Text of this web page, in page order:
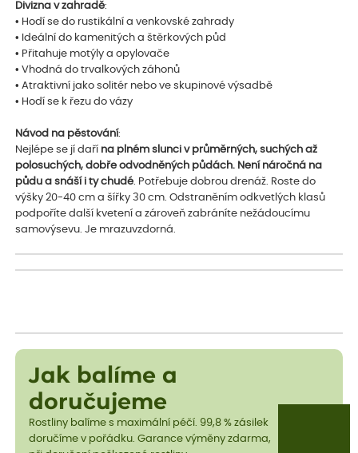
Divizna v zahradě:
• Hodí se do rustikální a venkovské zahrady
• Ideální do kamenitých a štěrkových půd
• Přitahuje motýly a opylovače
• Vhodná do trvalkových záhonů
• Atraktivní jako solitér nebo ve skupinové výsadbě
• Hodí se k řezu do vázy
Návod na pěstování:
Nejlépe se jí daří na plném slunci v průměrných, suchých až
polosuchých, dobře odvodněných půdách. Není náročná na
půdu a snáší i ty chudé. Potřebuje dobrou drenáž. Roste do
výšky 20-40 cm a šířky 30 cm. Odstraněním odkvetlých klasů
podpoříte další kvetení a zároveň zabráníte nežádoucímu
samovýsevu. Je mrazuvzdorná.
Jak balíme a
doručujeme
Rostliny balíme s maximální péčí. 99,8 % zásilek
doručíme v pořádku. Garance výměny zdarma,